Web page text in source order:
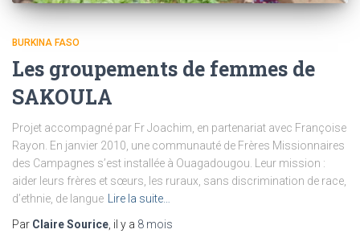
BURKINA FASO
Les groupements de femmes de
SAKOULA
Projet accompagné par Fr Joachim, en partenariat avec Françoise
Rayon. En janvier 2010, une communauté de Frères Missionnaires
des Campagnes s’est installée à Ouagadougou. Leur mission :
aider leurs frères et sœurs, les ruraux, sans discrimination de race,
d’ethnie, de langue
Lire la suite…
Par Claire Sourice , il y a 8 mois